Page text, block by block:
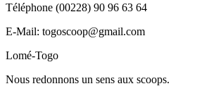
Téléphone (00228) 90 96 63 64
E-Mail: togoscoop@gmail.com
Lomé-Togo
Nous redonnons un sens aux scoops.